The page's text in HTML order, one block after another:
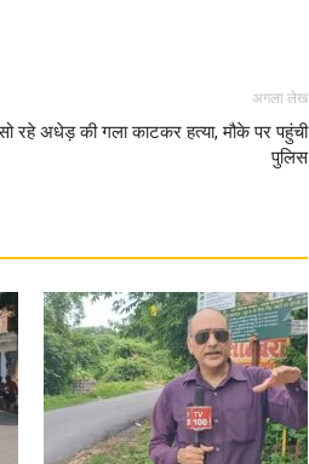
Today
अगला लेख
सो रहे अधेड़ की गला काटकर हत्या, मौके पर पहुंची
पुलिस